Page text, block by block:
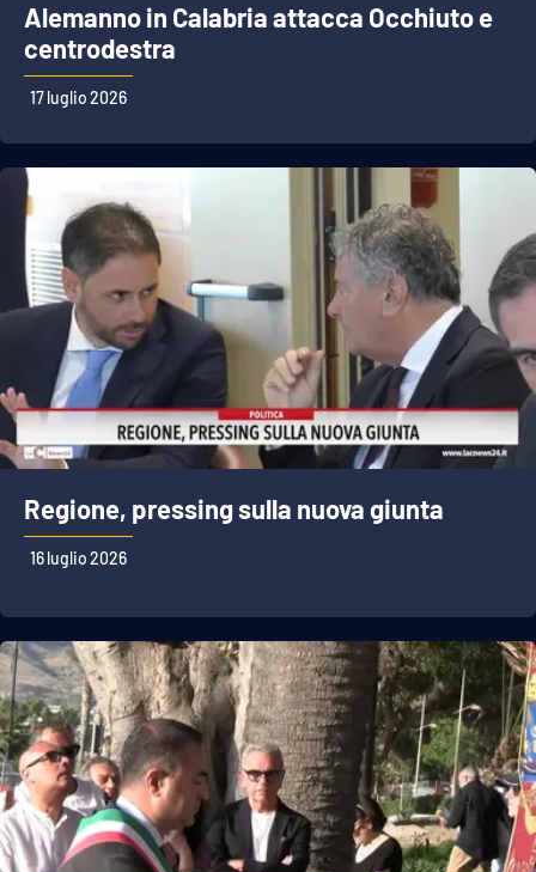
Alemanno in Calabria attacca Occhiuto e
centrodestra
17 luglio 2026
Regione, pressing sulla nuova giunta
16 luglio 2026